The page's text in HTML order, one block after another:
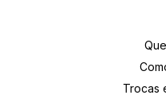
Trocas